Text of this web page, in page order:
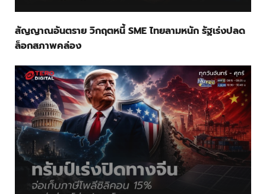
สัญญาณอันตราย วิกฤตหนี้ SME ไทยลามหนัก รัฐเร่งปลด
ล็อกสภาพคล่อง